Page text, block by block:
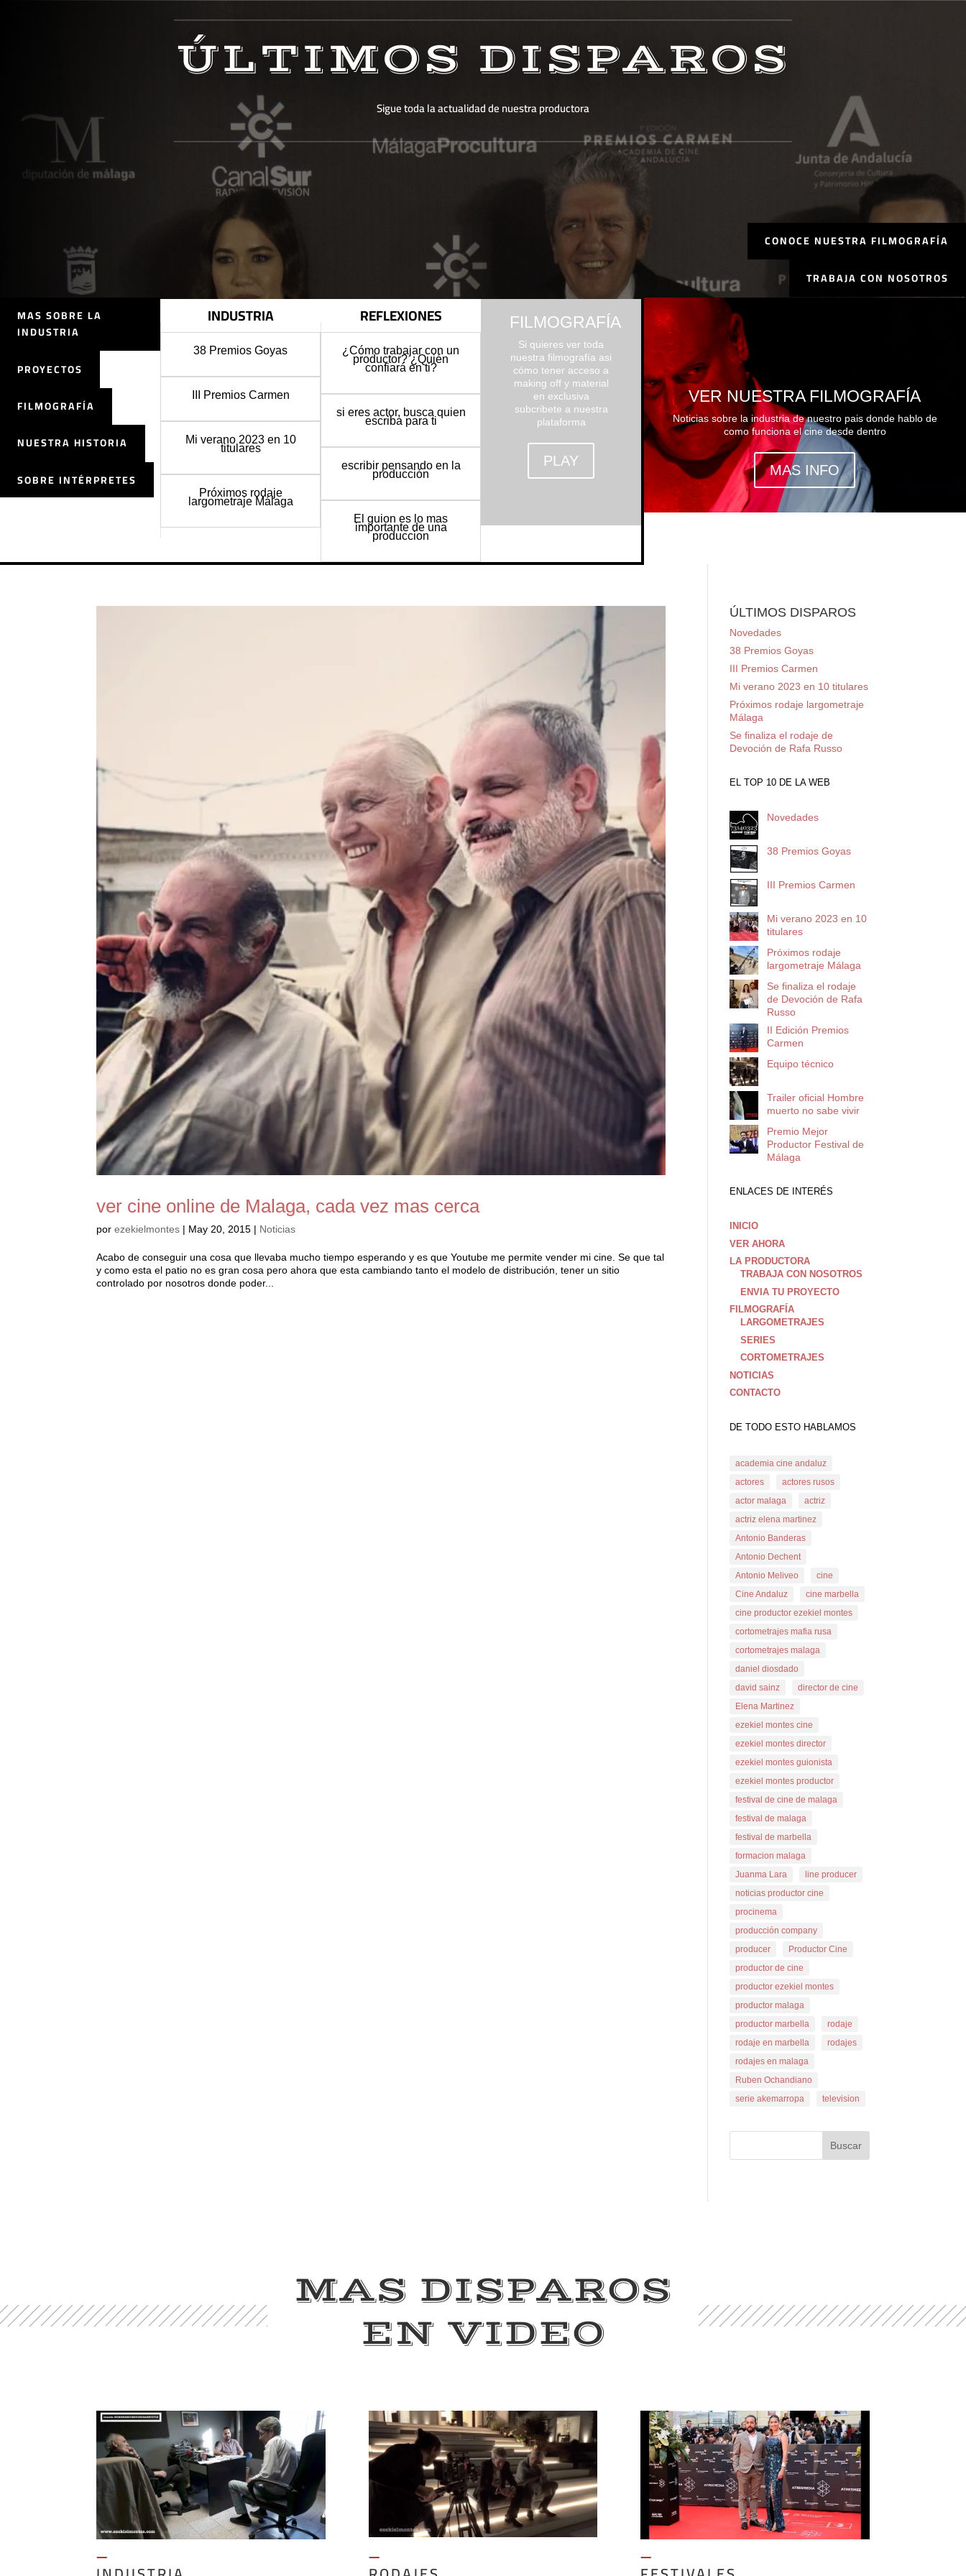
ÚLTIMOS DISPAROS
Sigue toda la actualidad de nuestra productora
MAS SOBRE LA
INDUSTRIA
PROYECTOS
FILMOGRAFÍA
NUESTRA HISTORIA
SOBRE INTÉRPRETES
INDUSTRIA
38 Premios Goyas
III Premios Carmen
Mi verano 2023 en 10
titulares
Próximos rodaje
largometraje Málaga
REFLEXIONES
¿Cómo trabajar con un
productor? ¿Quién
confiará en ti?
si eres actor, busca quien
escriba para ti
escribir pensando en la
producción
El guion es lo mas
importante de una
produccion
FILMOGRAFÍA
Si quieres ver toda
nuestra filmografía asi
cómo tener acceso a
making off y material
en exclusiva
subcribete a nuestra
plataforma
PLAY
CONOCE NUESTRA FILMOGRAFÍA
TRABAJA CON NOSOTROS
VER NUESTRA FILMOGRAFÍA
Noticias sobre la industria de nuestro pais donde hablo de
como funciona el cine desde dentro
MAS INFO
ver cine online de Malaga, cada vez mas cerca
porezekielmontes | May 20, 2015 | Noticias
Acabo de conseguir una cosa que llevaba mucho tiempo esperando y es que Youtube me permite vender mi cine. Se que tal
y como esta el patio no es gran cosa pero ahora que esta cambiando tanto el modelo de distribución, tener un sitio
controlado por nosotros donde poder...
ÚLTIMOS DISPAROS
Novedades
38 Premios Goyas
III Premios Carmen
Mi verano 2023 en 10 titulares
Próximos rodaje largometraje
Málaga
Se finaliza el rodaje de
Devoción de Rafa Russo
EL TOP 10 DE LA WEB
Novedades
38 Premios Goyas
III Premios Carmen
Mi verano 2023 en 10
titulares
Próximos rodaje
largometraje Málaga
Se finaliza el rodaje
de Devoción de Rafa
Russo
II Edición Premios
Carmen
Equipo técnico
Trailer oficial Hombre
muerto no sabe vivir
Premio Mejor
Productor Festival de
Málaga
ENLACES DE INTERÉS
INICIO
VER AHORA
LA PRODUCTORA
TRABAJA CON NOSOTROS
ENVIA TU PROYECTO
FILMOGRAFÍA
LARGOMETRAJES
SERIES
CORTOMETRAJES
NOTICIAS
CONTACTO
DE TODO ESTO HABLAMOS
academia cine andaluz
actores
actores rusos
actor malaga
actriz
actriz elena martinez
Antonio Banderas
Antonio Dechent
Antonio Meliveo
cine
Cine Andaluz
cine marbella
cine productor ezekiel montes
cortometrajes mafia rusa
cortometrajes malaga
daniel diosdado
david sainz
director de cine
Elena Martinez
ezekiel montes cine
ezekiel montes director
ezekiel montes guionista
ezekiel montes productor
festival de cine de malaga
festival de malaga
festival de marbella
formacion malaga
Juanma Lara
line producer
noticias productor cine
procinema
producción company
producer
Productor Cine
productor de cine
productor ezekiel montes
productor malaga
productor marbella
rodaje
rodaje en marbella
rodajes
rodajes en malaga
Ruben Ochandiano
serie akemarropa
television
Buscar
MAS DISPAROS
EN VIDEO
— — —